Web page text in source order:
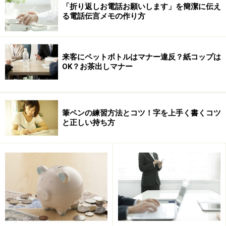
ここで言うところの「原価」とは、材料費のことをさし
ていると考えられますが、美味しいお弁当を作るため
に、「50％も原価使っている！」というのがウリになる
くらいですから、一般的にはもっと低い。
創立80周年記念として、高い原価率を許すにしても、
50％が上限と考えれば、500円で販売するために、かけ
られる原価は 250円。
豪華な内容からして「そりゃムリだ」と、その後の展開
を期待?していましたが、9話で、品数を少なくすること
「折り返しお電話お願いします」を簡潔に伝え
る電話伝言メモの作り方
来客にペットボトルはマナー違反？紙コップは
OK？お茶出しマナー
筆ペンの練習方法とコツ！字を上手く書くコツ
と正しい持ち方